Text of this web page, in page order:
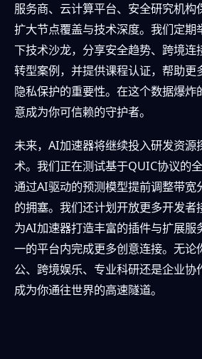
服务商、云计算平台、安全研究机构
扩大节点覆盖与技术深度。我们定期
下技术沙龙，分享安全趋势、跨境连
转型案例，并提供课程认证，帮助更
隐私保护的重要性。在这个数据爆炸
意成为你可信赖的守护者。
未来，AI加速器将继续投入研发资源
术。我们正在测试基于QUIC协议的
通过AI驱动的预测模型提前调整带宽
的拥塞。我们还计划开放更多开发者
为AI加速器打造丰富的插件与扩展服
一的平台内完成更多创意连接。无论
公、跨境娱乐、专业科研还是企业协
成为你通往世界的高速隧道。